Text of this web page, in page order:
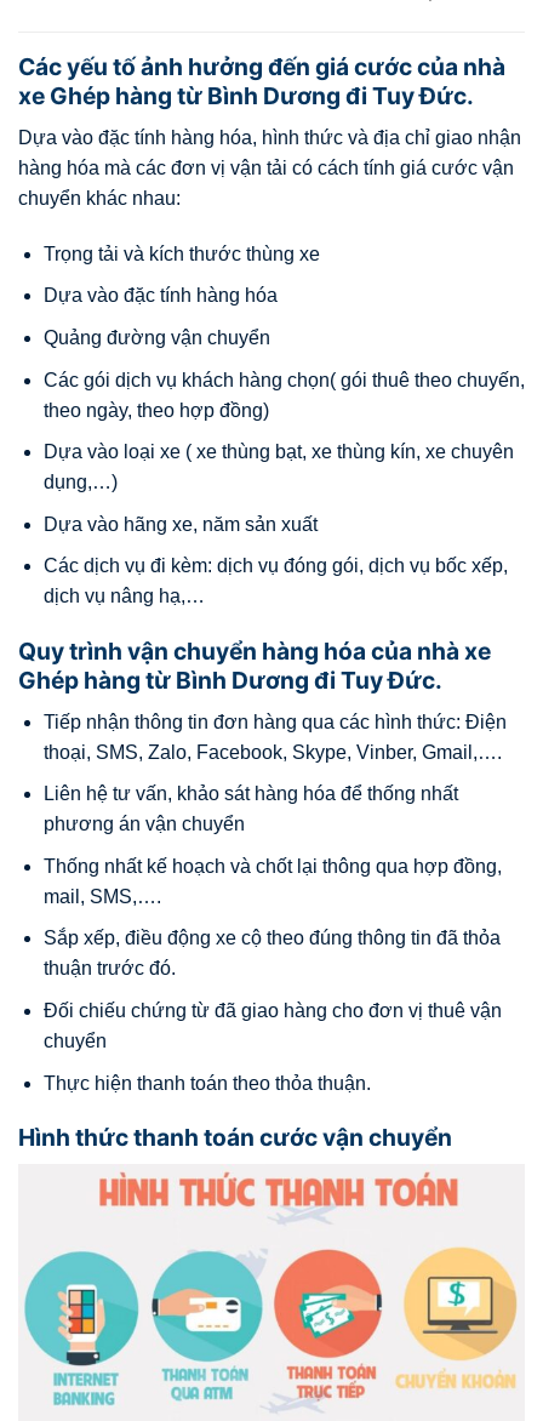
Các yếu tố ảnh hưởng đến giá cước của nhà
xe Ghép hàng từ Bình Dương đi Tuy Đức.
Dựa vào đặc tính hàng hóa, hình thức và địa chỉ giao nhận
hàng hóa mà các đơn vị vận tải có cách tính giá cước vận
chuyển khác nhau:
Trọng tải và kích thước thùng xe
Dựa vào đặc tính hàng hóa
Quảng đường vận chuyển
Các gói dịch vụ khách hàng chọn( gói thuê theo chuyến,
theo ngày, theo hợp đồng)
Dựa vào loại xe ( xe thùng bạt, xe thùng kín, xe chuyên
dụng,…)
Dựa vào hãng xe, năm sản xuất
Các dịch vụ đi kèm: dịch vụ đóng gói, dịch vụ bốc xếp,
dịch vụ nâng hạ,…
Quy trình vận chuyển hàng hóa của nhà xe
Ghép hàng từ Bình Dương đi Tuy Đức.
Tiếp nhận thông tin đơn hàng qua các hình thức: Điện
thoại, SMS, Zalo, Facebook, Skype, Vinber, Gmail,….
Liên hệ tư vấn, khảo sát hàng hóa để thống nhất
phương án vận chuyển
Thống nhất kế hoạch và chốt lại thông qua hợp đồng,
mail, SMS,….
Sắp xếp, điều động xe cộ theo đúng thông tin đã thỏa
thuận trước đó.
Đối chiếu chứng từ đã giao hàng cho đơn vị thuê vận
chuyển
Thực hiện thanh toán theo thỏa thuận.
Hình thức thanh toán cước vận chuyển